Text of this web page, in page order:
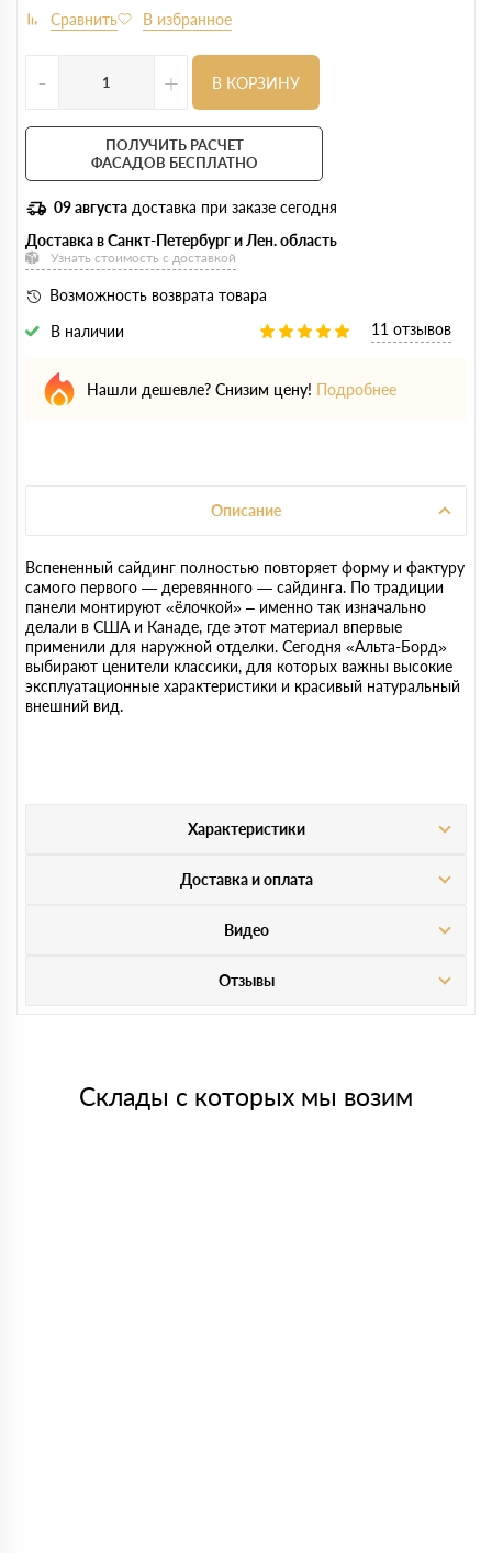
- + В КОРЗИНУ
ПОЛУЧИТЬ РАСЧЕТ
ФАСАДОВ БЕСПЛАТНО
09 августа доставка при заказе сегодня
Доставка в Санкт-Петербург и Лен. область
Узнать стоимость с доставкой
Возможность возврата товара
В наличии
11 отзывов
Нашли дешевле? Снизим цену! Подробнее
Описание
Вспененный сайдинг полностью повторяет форму и фактуру
самого первого — деревянного — сайдинга. По традиции
панели монтируют «ёлочкой» – именно так изначально
делали в США и Канаде, где этот материал впервые
применили для наружной отделки. Сегодня «Альта-Борд»
выбирают ценители классики, для которых важны высокие
эксплуатационные характеристики и красивый натуральный
внешний вид.
Характеристики
Доставка и оплата
Видео
Отзывы
Склады с которых мы возим